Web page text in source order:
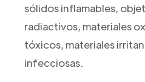
sólidos inflamables,
radiactivos, materiales
tóxicos, materiales
infecciosas.